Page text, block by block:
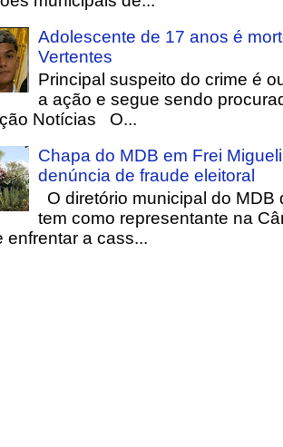
Adolescente de 17 anos é
Vertentes
Principal suspeito do crime é
a ação e segue sendo
Notícias O...
Chapa do MDB em Frei
denúncia de fraude eleitoral
O diretório municipal do
tem como representante na
enfrentar a cass...